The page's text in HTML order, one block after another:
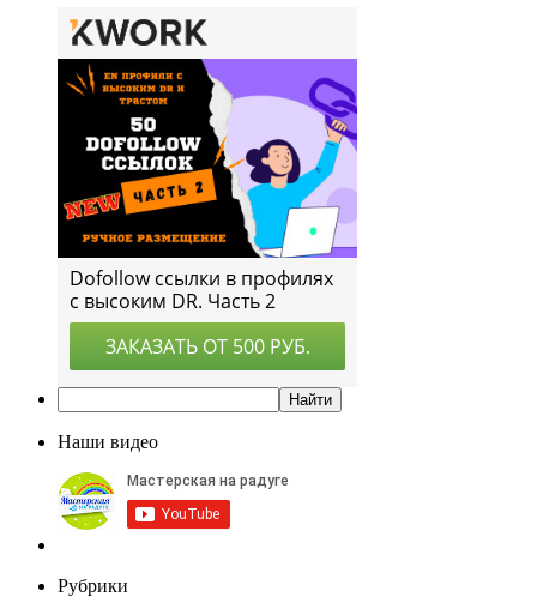
Наши видео
Рубрики